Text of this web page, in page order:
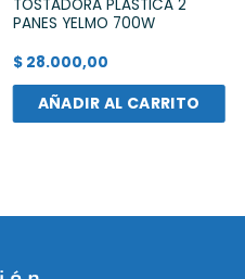
TOSTADORA PLASTICA 2
PANES YELMO 700W
$28.000,00
AÑADIR AL CARRITO